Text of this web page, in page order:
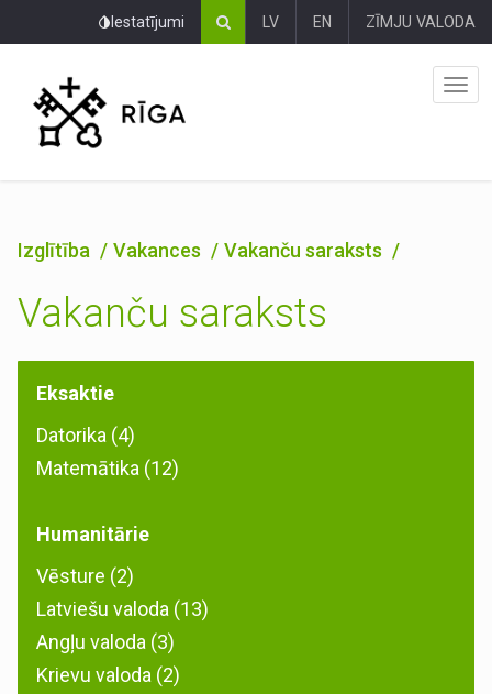
Iestatījumi LV EN ZĪMJU VALODA
Izglītība Vakances Vakanču saraksts
Vakanču saraksts
Eksaktie
Datorika (4)
Matemātika (12)
Humanitārie
Vēsture (2)
Latviešu valoda (13)
Angļu valoda (3)
Krievu valoda (2)